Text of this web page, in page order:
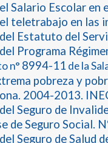
Salario Escolar en
teletrabajo en las
Estatuto del
Programa
n° 8994-11 de la
pobreza y
2004-2013.
Seguro de
de Seguro Social.
Seguro de Salud